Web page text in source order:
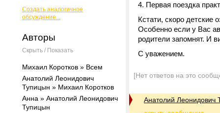
Создать аналогичное
обсуждение...
Авторы
Скрыть / Показать
Михаил Коротков » Всем
Анатолий Леонидович
Тупицын » Михаил Коротков
Анна » Анатолий Леонидович
Тупицын
4. Первая поездка
Кстати, скоро детские
Особенно если у Вас
родители запомнят. И
С уважением.
[Нет ответов на это
Анатолий Леонидович